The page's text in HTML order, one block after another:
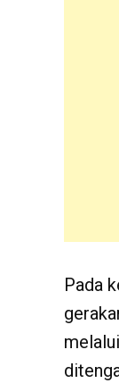
Pada